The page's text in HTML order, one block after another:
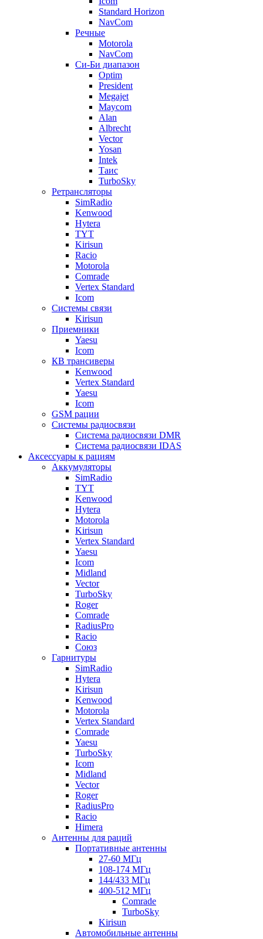
Standard Horizon
NavCom
Речные
Motorola
NavCom
Си-Би диапазон
Optim
President
Megajet
Maycom
Alan
Albrecht
Vector
Yosan
Intek
Таис
TurboSky
Ретрансляторы
SimRadio
Kenwood
Hytera
TYT
Kirisun
Racio
Motorola
Comrade
Vertex Standard
Icom
Системы связи
Kirisun
Приемники
Yaesu
Icom
КВ трансиверы
Kenwood
Vertex Standard
Yaesu
Icom
GSM рации
Системы радиосвязи
Система радиосвязи DMR
Система радиосвязи IDAS
Аксессуары к рациям
Аккумуляторы
SimRadio
TYT
Kenwood
Hytera
Motorola
Kirisun
Vertex Standard
Yaesu
Icom
Midland
Vector
TurboSky
Roger
Comrade
RadiusPro
Racio
Союз
Гарнитуры
SimRadio
Hytera
Kirisun
Kenwood
Motorola
Vertex Standard
Comrade
Yaesu
TurboSky
Icom
Midland
Vector
Roger
RadiusPro
Racio
Himera
Антенны для раций
Портативные антенны
27-60 МГц
108-174 МГц
144/433 МГц
400-512 МГц
Comrade
TurboSky
Kirisun
Автомобильные антенны